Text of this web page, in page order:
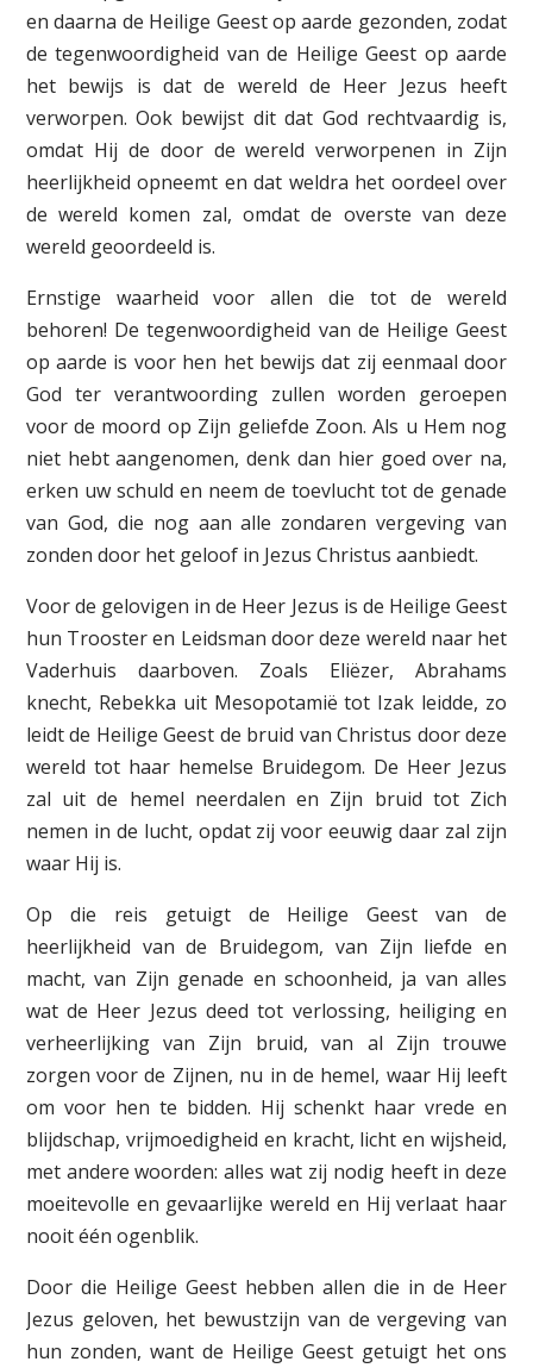
en daarna de Heilige Geest op aarde gezonden, zodat
de tegenwoordigheid van de Heilige Geest op aarde
het bewijs is dat de wereld de Heer Jezus heeft
verworpen. Ook bewijst dit dat God rechtvaardig is,
omdat Hij de door de wereld verworpenen in Zijn
heerlijkheid opneemt en dat weldra het oordeel over
de wereld komen zal, omdat de overste van deze
wereld geoordeeld is.
Ernstige waarheid voor allen die tot de wereld
behoren! De tegenwoordigheid van de Heilige Geest
op aarde is voor hen het bewijs dat zij eenmaal door
God ter verantwoording zullen worden geroepen
voor de moord op Zijn geliefde Zoon. Als u Hem nog
niet hebt aangenomen, denk dan hier goed over na,
erken uw schuld en neem de toevlucht tot de genade
van God, die nog aan alle zondaren vergeving van
zonden door het geloof in Jezus Christus aanbiedt.
Voor de gelovigen in de Heer Jezus is de Heilige Geest
hun Trooster en Leidsman door deze wereld naar het
Vaderhuis daarboven. Zoals Eliëzer, Abrahams
knecht, Rebekka uit Mesopotamië tot Izak leidde, zo
leidt de Heilige Geest de bruid van Christus door deze
wereld tot haar hemelse Bruidegom. De Heer Jezus
zal uit de hemel neerdalen en Zijn bruid tot Zich
nemen in de lucht, opdat zij voor eeuwig daar zal zijn
waar Hij is.
Op die reis getuigt de Heilige Geest van de
heerlijkheid van de Bruidegom, van Zijn liefde en
macht, van Zijn genade en schoonheid, ja van alles
wat de Heer Jezus deed tot verlossing, heiliging en
verheerlijking van Zijn bruid, van al Zijn trouwe
zorgen voor de Zijnen, nu in de hemel, waar Hij leeft
om voor hen te bidden. Hij schenkt haar vrede en
blijdschap, vrijmoedigheid en kracht, licht en wijsheid,
met andere woorden: alles wat zij nodig heeft in deze
moeitevolle en gevaarlijke wereld en Hij verlaat haar
nooit één ogenblik.
Door die Heilige Geest hebben allen die in de Heer
Jezus geloven, het bewustzijn van de vergeving van
hun zonden, want de Heilige Geest getuigt het ons